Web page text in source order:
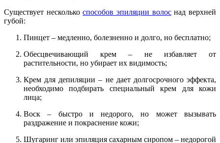
Существует несколькоспособов эпиляции волоснад верхней
губой:
Пинцет – медленно, болезненно и долго, но бесплатно;
Обесцвечивающий крем – не избавляет от
растительности, но убирает их видимость;
Крем для депиляции – не дает долгосрочного эффекта,
необходимо подбирать специальный крем для кожи
лица;
Воск – быстро и недорого, но может вызывать
раздражение и покраснение кожи;
Шугаринг или эпиляция сахарным сиропом – недорогой